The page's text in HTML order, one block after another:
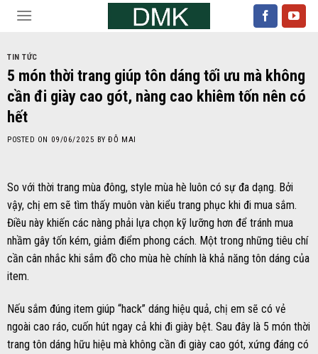
Skip
TIN TỨC
5 món thời trang giúp tôn dáng tối ưu mà không
cần đi giày cao gót, nàng cao khiêm tốn nên có
hết
POSTED ON 09/06/2025 BYĐỖ MAI
So với thời trang mùa đông, style mùa hè luôn có sự đa dạng. Bởi
vậy, chị em sẽ tìm thấy muôn vàn kiểu trang phục khi đi mua sắm.
Điều này khiến các nàng phải lựa chọn kỹ lưỡng hơn để tránh mua
nhầm gây tốn kém, giảm điểm phong cách. Một trong những tiêu chí
cần cân nhắc khi sắm đồ cho mùa hè chính là khả năng tôn dáng của
item.
Nếu sắm đúng item giúp “hack” dáng hiệu quả, chị em sẽ có vẻ
ngoài cao ráo, cuốn hút ngay cả khi đi giày bệt. Sau đây là 5 món thời
trang tôn dáng hữu hiệu mà không cần đi giày cao gót, xứng đáng có